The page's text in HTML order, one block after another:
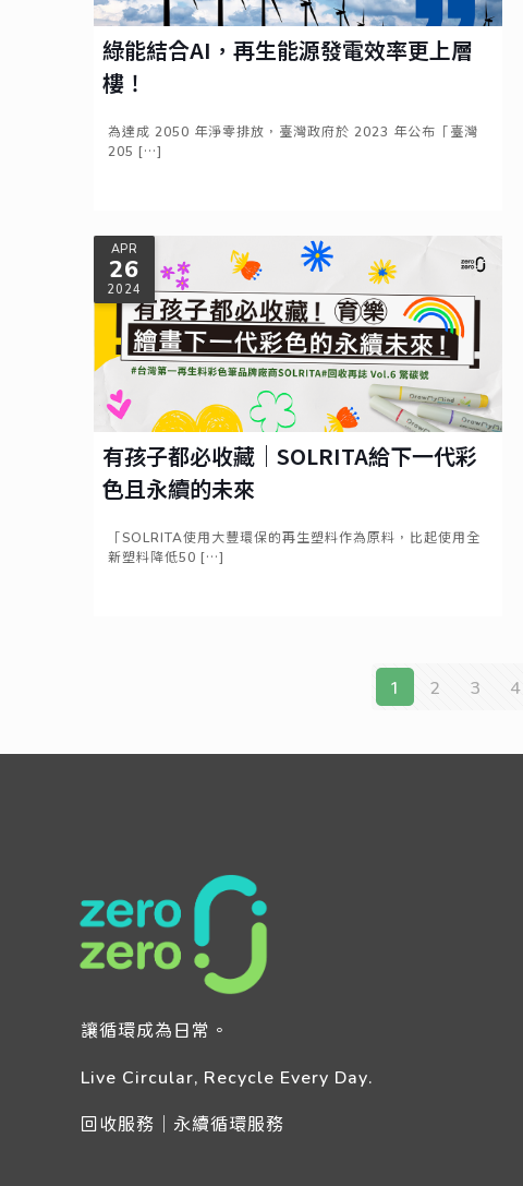
綠能結合AI，再生能源發電效率更上層
樓！
為達成 2050 年淨零排放，臺灣政府於 2023 年公布「臺灣
205 […]
Read more
APR
26
2024
有孩子都必收藏｜SOLRITA給下一代彩
色且永續的未來
「SOLRITA使用大豐環保的再生塑料作為原料，比起使用全
新塑料降低50 […]
1
2 3 4
讓循環成為日常。
Live Circular, Recycle Every Day.
回收服務｜永續循環服務